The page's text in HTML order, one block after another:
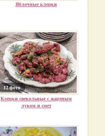
Яблочные клецки
12 фото
Клецки свекольные с жареным
луком и смет